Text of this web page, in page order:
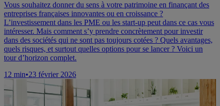
Vous souhaitez donner du sens à votre patrimoine en finançant des
entreprises françaises innovantes ou en croissance ?
L’investissement dans les PME ou les start-up peut dans ce cas vous
intéresser. Mais comment s’y prendre concrètement pour investir
dans des sociétés qui ne sont pas toujours cotées ? Quels avantages,
quels risques, et surtout quelles options pour se lancer ? Voici un
tour d’horizon complet.
12 min•23 février 2026